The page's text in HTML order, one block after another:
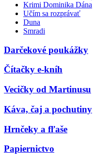
Krimi Dominika Dána
Učím sa rozprávať
Duna
Smradi
Darčekové poukážky
Čítačky e-kníh
Vecičky od Martinusu
Káva, čaj a pochutiny
Hrnčeky a fľaše
Papiernictvo